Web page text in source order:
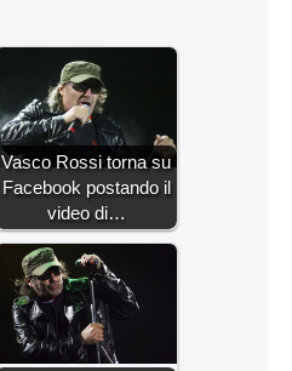
Vasco Rossi torna su
Facebook postando il
video di…